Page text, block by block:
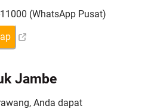
(WhatsApp Pusat)
Jambe
Anda dapat